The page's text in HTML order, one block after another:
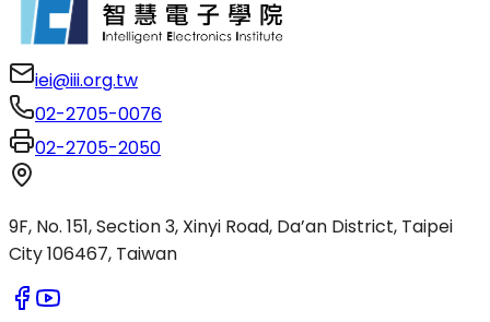
iei@iii.org.tw
02-2705-0076
02-2705-2050
9F, No. 151, Section 3, Xinyi Road, Da’an District, Taipei
City 106467, Taiwan